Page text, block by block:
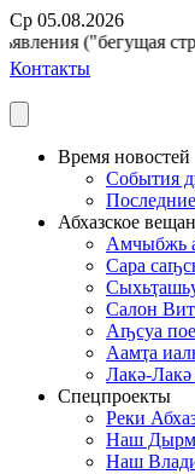
Ср 05.08.2026
("бегущая
Контакты
Время новостей
События
Абхазское
Амчыбжь
Сара
Салон
Аҧсуа
Аамҭа
Лакә-
Спецпроекты
Реки
Наш
Наш